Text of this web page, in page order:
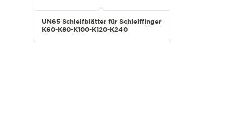
UN65 Schleifblätter für Schleiffinger
K60-K80-K100-K120-K240